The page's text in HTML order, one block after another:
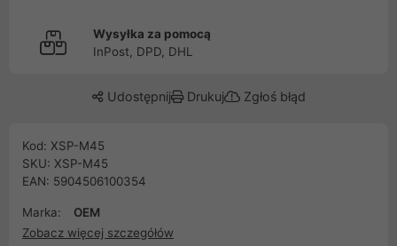
Wysyłka za pomocą
InPost, DPD, DHL
Udostępnij Drukuj Zgłoś błąd
Kod: XSP-M45
SKU: XSP-M45
EAN: 5904506100354
Marka:
OEM
Zobacz więcej szczegółów